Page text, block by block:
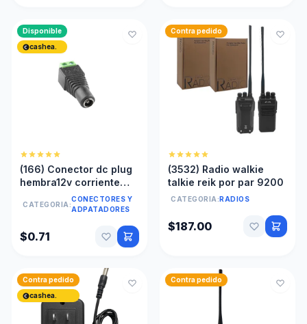
Disponible
cashea.
(166) Conector dc plug
hembra12v corriente
cámaras seguridad
CATEGORIA:
CONECTORES Y
ADPATADORES
$0.71
Contra pedido
(3532) Radio walkie
talkie reik por par 9200
CATEGORIA:RADIOS
$187.00
Contra pedido
cashea.
Contra pedido